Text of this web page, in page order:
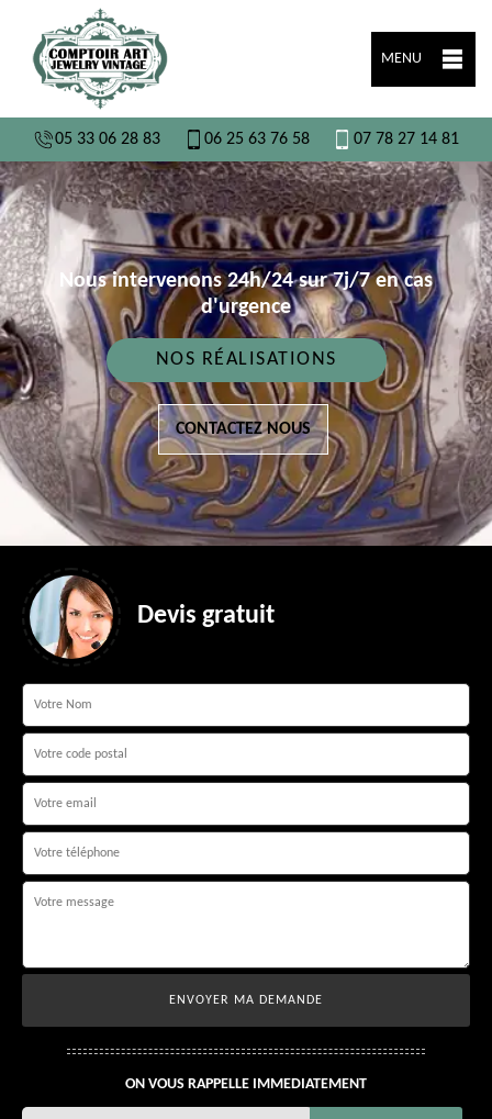
MENU
05 33 06 28 83 06 25 63 76 58 07 78 27 14 81
Nous intervenons 24h/24 sur 7j/7 en cas
d'urgence
NOS RÉALISATIONS
CONTACTEZ NOUS
Devis gratuit
ON VOUS RAPPELLE IMMEDIATEMENT